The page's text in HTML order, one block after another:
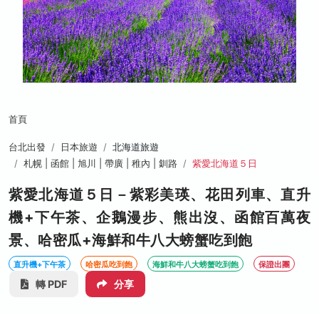
首頁
台北出發 日本旅遊
北海道旅遊
札幌 | 函館 | 旭川 | 帶廣 | 稚內 | 釧路
紫愛北海道５日
紫愛北海道５日－紫彩美瑛、花田列車、直升
機+下午茶、企鵝漫步、熊出沒、函館百萬夜
景、哈密瓜+海鮮和牛八大螃蟹吃到飽
直升機+下午茶 哈密瓜吃到飽 海鮮和牛八大螃蟹吃到飽 保證出團
轉 PDF 分享